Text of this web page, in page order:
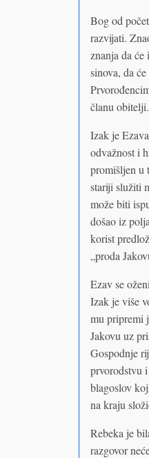
Bog od
razvijati.
znanja da
sinova, da
članu obitelji.
Izak je
odvažnost i
promišljen u
stariji služiti
može biti
došao iz
korist
„proda
Ezav se
Izak je više
mu pripremi
Jakovu uz
Gospodnje
prvorodstvu
blagoslov
na kraju
Rebeka je
razgovor